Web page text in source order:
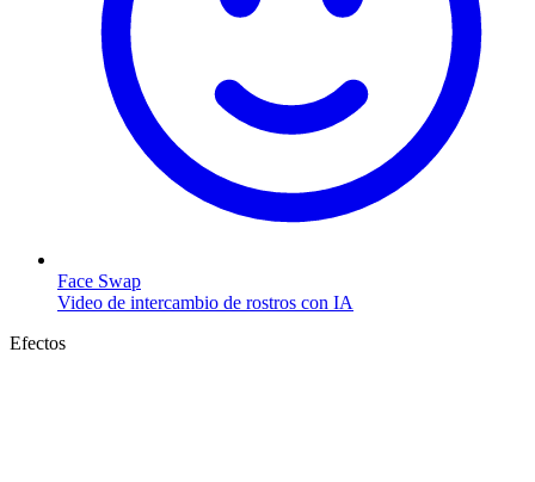
Face Swap
Video de intercambio de rostros con IA
Efectos